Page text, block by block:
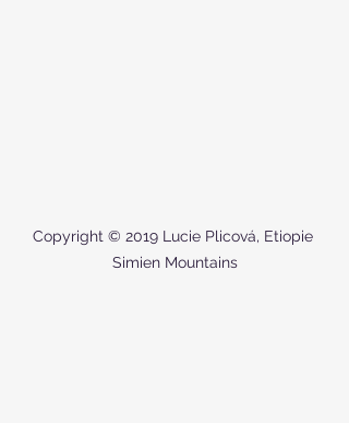
Copyright © 2019 Lucie Plicová, Etiopie
Simien Mountains